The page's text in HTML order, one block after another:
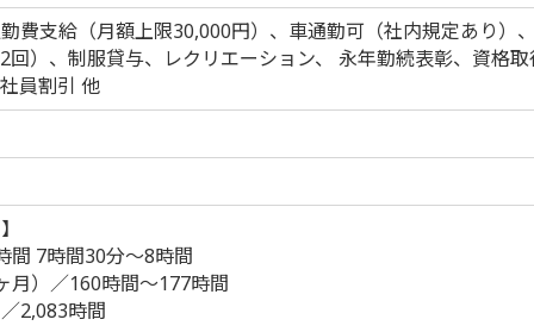
費支給（月額上限30,000円）、車通勤可（社内規定あり）
回）、制服貸与、レクリエーション、 永年勤続表彰、資格
員割引 他
7時間30分～8時間
）／160時間～177時間
2,083時間